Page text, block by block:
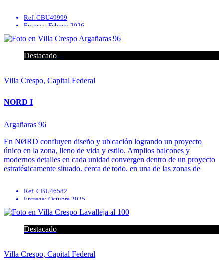
Ref. CBU49999
Entrega: Febrero 2026
Solarium
Apto profesional
Destacado
Villa Crespo, Capital Federal
NORD I
Argañaras 96
En NØRD confluyen diseño y ubicación logrando un proyecto
único en la zona, lleno de vida y estilo. Amplios balcones y
modernos detalles en cada unidad convergen dentro de un proyecto
estratégicamente situado, cerca de todo, en una de las zonas de
TRANSPORTE ...
Ref. CBU46582
Entrega: Octubre 2025
Solarium
SUM
Apto mascotas
Destacado
Villa Crespo, Capital Federal